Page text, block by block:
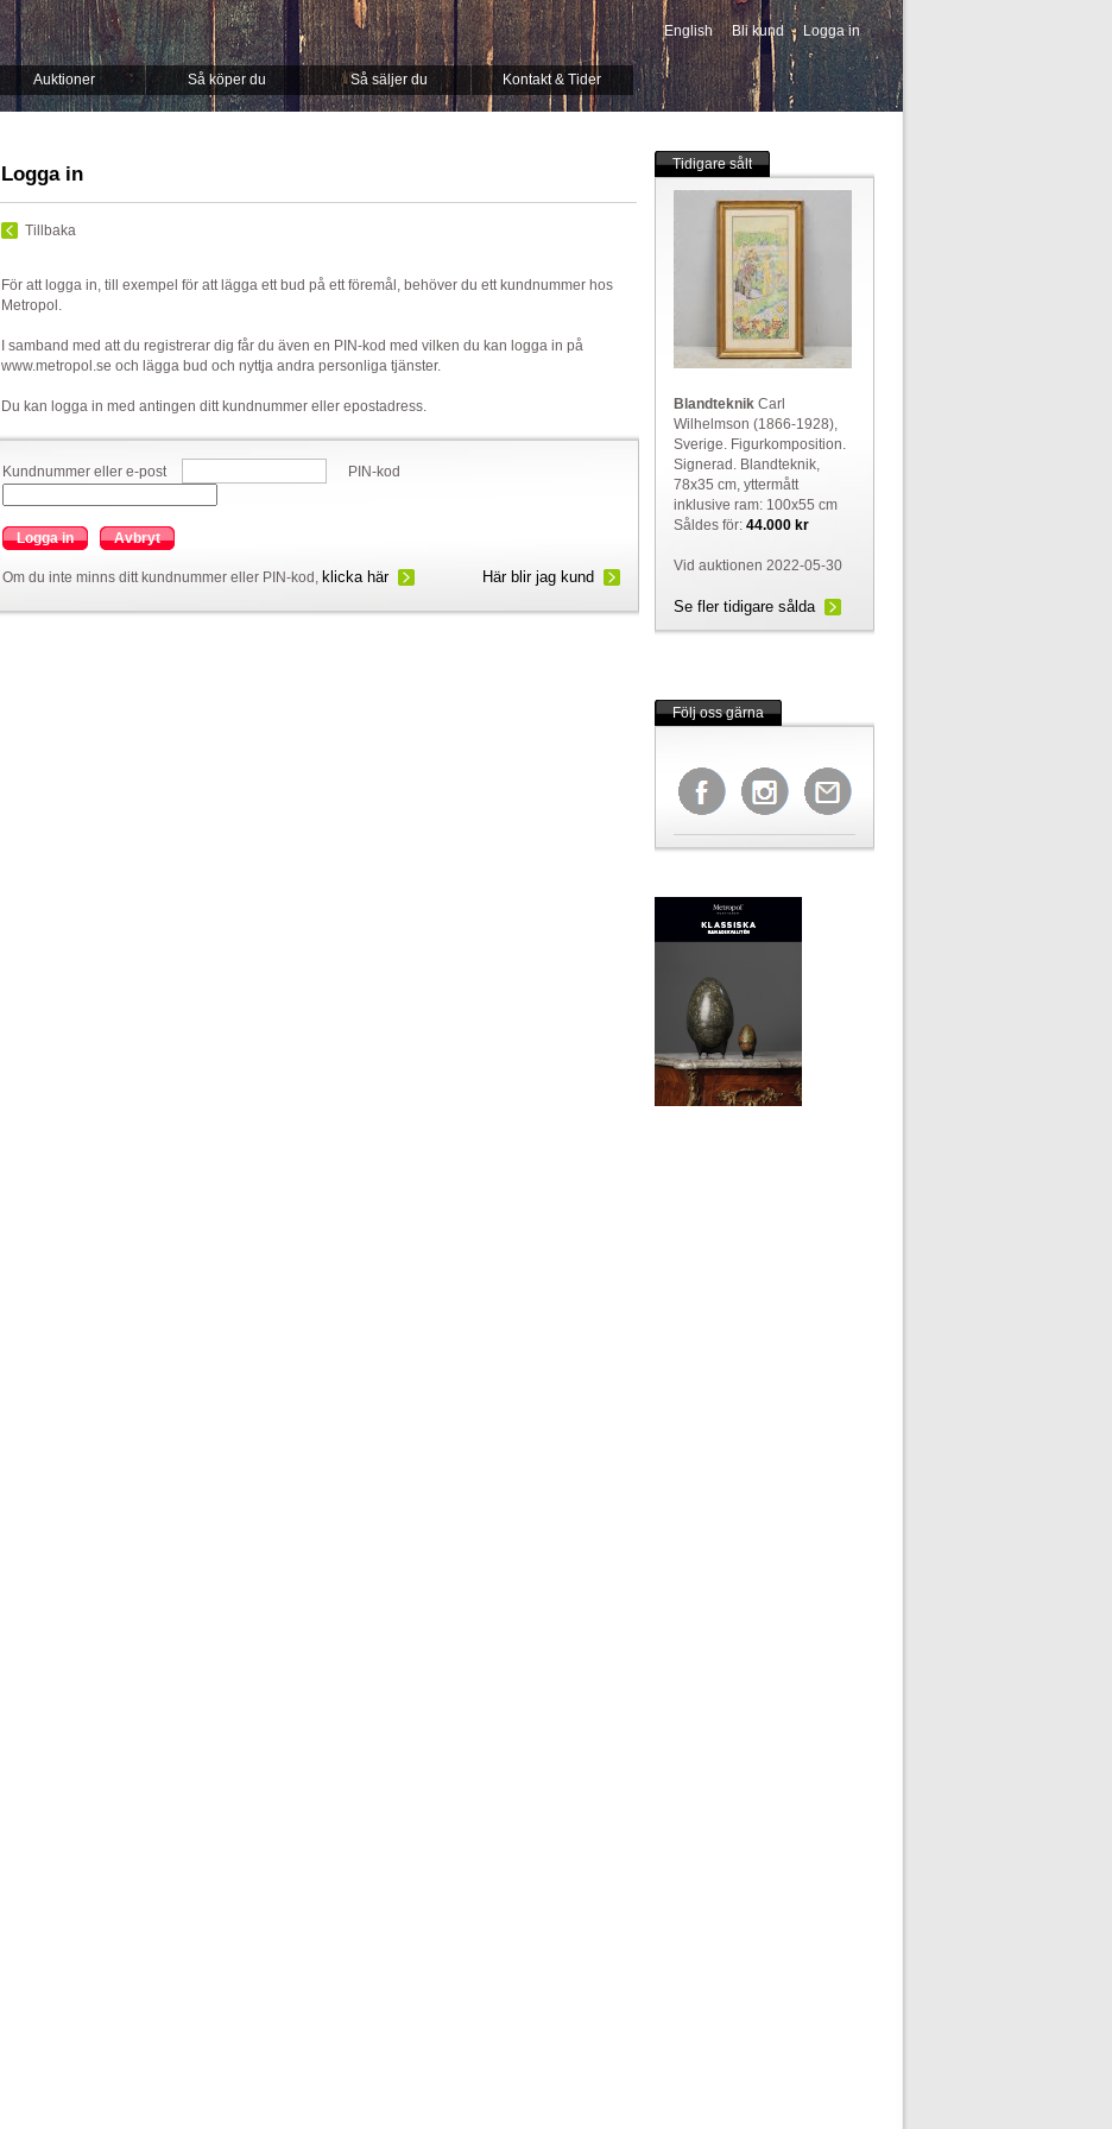
Auktioner Så köper du Så säljer du Kontakt & Tider
English Bli kund Logga in
-->
Logga in
Tillbaka
För att logga in, till exempel för att lägga ett bud på ett föremål, behöver du ett kundnummer hos
Metropol.
I samband med att du registrerar dig får du även en PIN-kod med vilken du kan logga in på
www.metropol.se och lägga bud och nyttja andra personliga tjänster.
Du kan logga in med antingen ditt kundnummer eller epostadress.
Kundnummer eller e-post PIN-kod
Logga in Avbryt
Om du inte minns ditt kundnummer eller PIN-kod, klicka här Här blir jag kund
Tidigare sålt
BlandteknikCarl
Wilhelmson (1866-1928),
Sverige. Figurkomposition.
Signerad. Blandteknik,
78x35 cm, yttermått
inklusive ram: 100x55 cm
Såldes för: 44.000 kr
Vid auktionen 2022-05-30
Se fler tidigare sålda
Följ oss gärna